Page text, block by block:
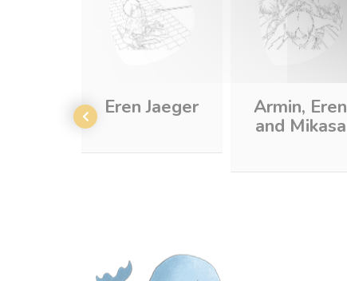
Eren Jaeger
Armin, Eren
and Mikasa